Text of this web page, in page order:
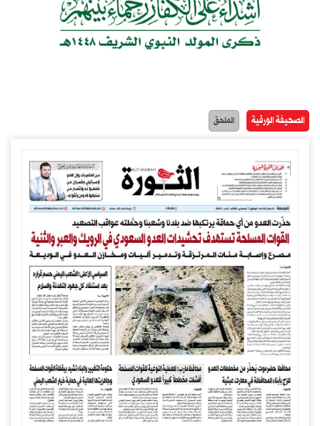
الصحيفة الورقية الملحق